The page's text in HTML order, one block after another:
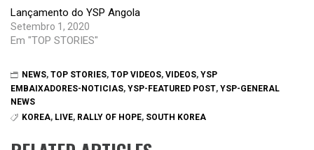
Lançamento do YSP Angola
Setembro 1, 2020
Em "TOP STORIES"
NEWS, TOP STORIES, TOP VIDEOS, VIDEOS, YSP
EMBAIXADORES-NOTICIAS, YSP-FEATURED POST, YSP-GENERAL
NEWS
KOREA, LIVE, RALLY OF HOPE, SOUTH KOREA